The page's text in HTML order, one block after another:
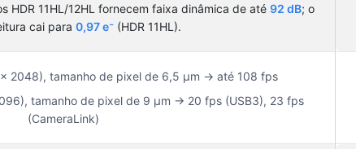
HDR 11HL/12HL fornecem faixa dinâmica de até 92 dB; o
cai para 0,97 e⁻(HDR 11HL).
2048), tamanho de pixel de 6,5 µm → até 108 fps
tamanho de pixel de 9 µm → 20 fps (USB3), 23 fps
(CameraLink)